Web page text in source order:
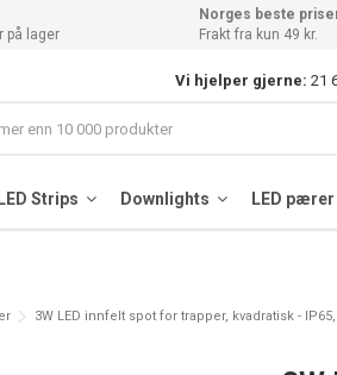
på lager
Norges beste
Frakt fra kun 49 kr.
Vi hjelper gjerne: 21
LED Strips Downlights LED pærer
3W LED innfelt spot for trapper, kvadratisk -